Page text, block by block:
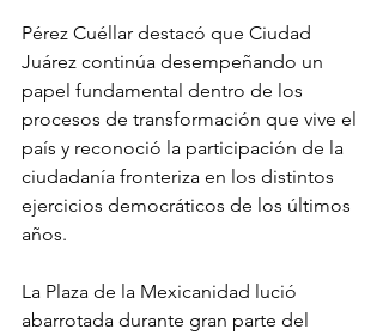
Pérez Cuéllar destacó que Ciudad
Juárez continúa desempeñando un
papel fundamental dentro de los
procesos de transformación que vive el
país y reconoció la participación de la
ciudadanía fronteriza en los distintos
ejercicios democráticos de los últimos
años.
La Plaza de la Mexicanidad lució
abarrotada durante gran parte del